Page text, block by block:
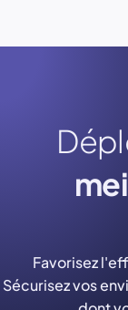
Favorisez
Sécurisez vos